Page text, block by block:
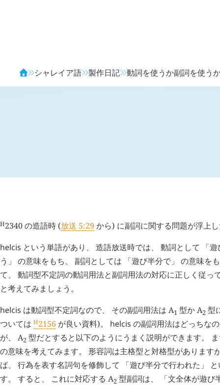
シャレイア語 製作日記 動詞を使うか副詞を使う
H2340の造語時 (放送 5:29 から) に副詞に関する問題が浮上
helcis という単語があり、 造語放送時では、 動詞として 「
う」 の意味をもち、 副詞としては 「遊び半分で」 の意味を
て、 動詞型不定詞の動詞用法と副詞用法の対応に正しく従っ
と考えてみましょう。
helcis は動詞型不定詞なので、 その副詞用法は A1 型か A2 型
ついては H2156 が良い資料)。 helcis の副詞用法はどっちな
が、 A2 型だとすると以下のようにうまく説明ができます。
の意味を考えてみます。 形容詞は主格型と対格型があります
ば、 行為を表す名詞句を修飾して 「遊び半分で行われた」
す。 すると、 これに対応する A2 型副詞は、 「文全体が遊び